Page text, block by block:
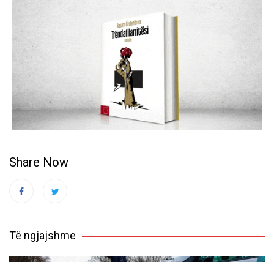
Share Now
Të ngjajshme